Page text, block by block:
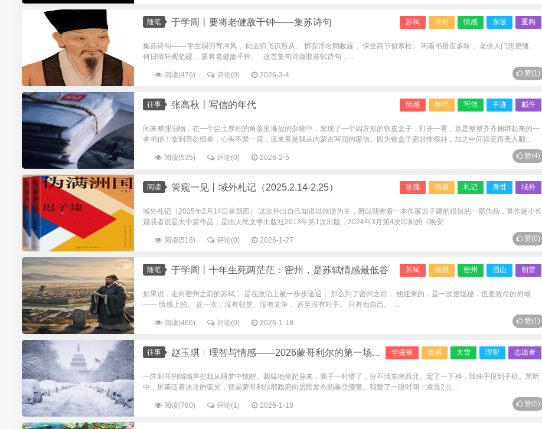
随笔 苏轼 诗句 情感 东坡 重构
于学周丨要将老健敌千钟——集苏诗句
集苏诗句—— 平生弱羽寄冲风， 此去归飞识所从。 掷弃浮名同敝屣， 保全高节似寒松。 闲看书册应多味， 老傍人门想更慵。
何日晴轩观笔砚， 要将老健敌千钟。 这首集句诗撷取苏轼诗句，...
阅读(476) 评论(0) 2026-3-4 赞(1)
往事 情感 年代 写信 手迹 邮件
张高秋丨写信的年代
闲来整理旧物，在一个尘土厚积的角落里堆放的杂物中，发现了一个四方形的铁皮盒子，打开一看，竟是整整齐齐捆绑起来的一
沓书信！拿到亮处细看，心头不禁一震，原来竟是我从内蒙古写回的家信。因为铁盒子密封性很好，加之中间肯定再无人翻...
阅读(535) 评论(0) 2026-2-5 赞(4)
阅读 玫瑰 情感 札记 身世 域外
管窥一见丨域外札记（2025.2.14-2.25）
域外札记（2025年2月14日星期四） 这次外出自己知道以旅游为主，所以我带着一本作家迟子建的很短的一部作品，算作是小长
篇或者说是大中篇作品，是由人民文学出版社2013年第1次出版，2024年3月第4次印刷的《晚安...
阅读(518) 评论(0) 2026-1-27 赞(0)
随笔 苏轼 情感 密州 眉山 朝堂
于学周丨十年生死两茫茫：密州，是苏轼情感最低谷
如果说，走向密州之前的苏轼， 是在政治上被一步步逼退； 那么到了密州之后， 他迎来的，是一次更隐秘，也更致命的坍塌
—— 情感上的。 这一次，没有朝堂、没有党争， 甚至没有对手。 只有他自己。 ...
阅读(466) 评论(0) 2026-1-18 赞(1)
往事 华盛顿 情感 大雪 理智 志愿者
赵玉琪︱理智与情感——2026蒙哥利尔的第一场大雪及十年前的回忆
一阵刺耳的嗡嗡声把我从睡梦中惊醒。我猛地坐起身来，脑子一时懵了，分不清东南西北。定了一下神，我伸手摸到手机。黑暗
中，屏幕泛着冰冷的蓝光，那是蒙哥利尔郡政府向居民发布的暴雪预警。我瞥了一眼时间：凌晨2点...
阅读(780) 评论(1) 2026-1-18 赞(5)